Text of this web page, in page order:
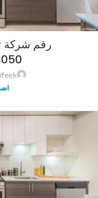
رقم شركة